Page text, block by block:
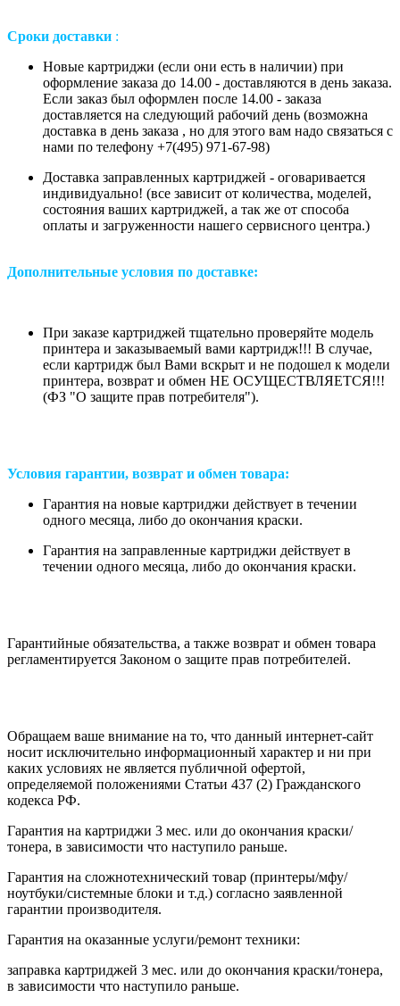
Сроки доставки :
Новые картриджи (если они есть в наличии) при
оформление заказа до 14.00 - доставляются в день заказа.
Если заказ был оформлен после 14.00 - заказа
доставляется на следующий рабочий день (возможна
доставка в день заказа , но для этого вам надо связаться с
нами по телефону +7(495) 971-67-98)
Доставка заправленных картриджей - оговаривается
индивидуально! (все зависит от количества, моделей,
состояния ваших картриджей, а так же от способа
оплаты и загруженности нашего сервисного центра.)
Дополнительные условия по доставке:
При заказе картриджей тщательно проверяйте модель
принтера и заказываемый вами картридж!!! В случае,
если картридж был Вами вскрыт и не подошел к модели
принтера, возврат и обмен НЕ ОСУЩЕСТВЛЯЕТСЯ!!!
(ФЗ "О защите прав потребителя").
Условия гарантии, возврат и обмен товара:
Гарантия на новые картриджи действует в течении
одного месяца, либо до окончания краски.
Гарантия на заправленные картриджи действует в
течении одного месяца, либо до окончания краски.
Гарантийные обязательства, а также возврат и обмен товара
регламентируется Законом о защите прав потребителей.
Обращаем ваше внимание на то, что данный интернет-сайт
носит исключительно информационный характер и ни при
каких условиях не является публичной офертой,
определяемой положениями Статьи 437 (2) Гражданского
кодекса РФ.
Гарантия на картриджи 3 мес. или до окончания краски/
тонера, в зависимости что наступило раньше.
Гарантия на сложнотехнический товар (принтеры/мфу/
ноутбуки/системные блоки и т.д.) согласно заявленной
гарантии производителя.
Гарантия на оказанные услуги/ремонт техники:
заправка картриджей 3 мес. или до окончания краски/тонера,
в зависимости что наступило раньше.